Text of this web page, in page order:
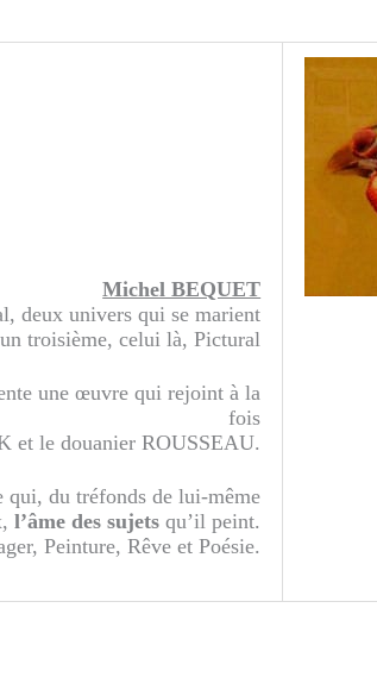
Michel BEQUET
deux univers qui se marient
troisième, celui là, Pictural
une œuvre qui rejoint à la
fois
et le douanier ROUSSEAU.
qui, du tréfonds de lui-même
l’âme des sujets qu’il peint.
Peinture, Rêve et Poésie.